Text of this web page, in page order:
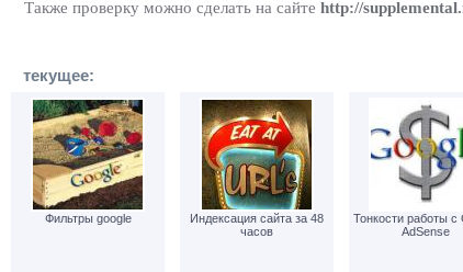
Также проверку можно сделать на сайте http://
текущее:
Фильтры google
Индексация сайта за 48
часов
Тонкости работы с
AdSense